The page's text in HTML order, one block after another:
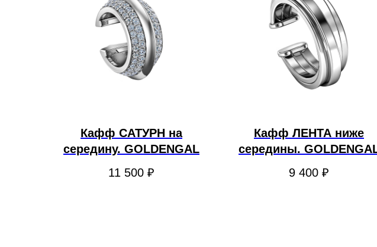
Кафф САТУРН на
середину. GOLDENGAL
11 500 ₽
Кафф ЛЕНТА ниже
середины.
9 400 ₽